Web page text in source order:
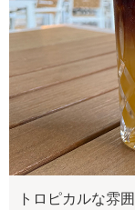
トロピカルな雰